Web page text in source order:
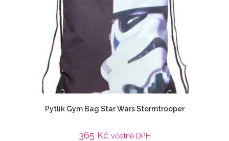
Pytlík Gym Bag Star Wars Stormtrooper
365 Kč včetně DPH